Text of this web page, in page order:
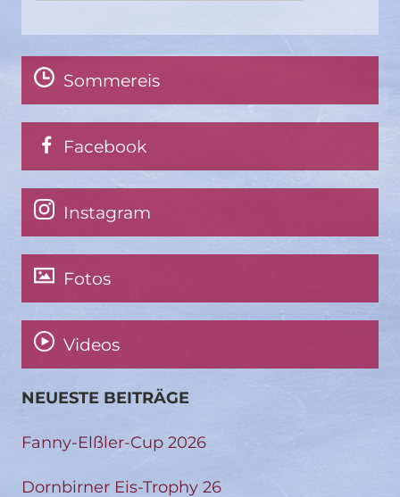
Sommereis
Facebook
Instagram
Fotos
Videos
NEUESTE BEITRÄGE
Fanny-Elßler-Cup 2026
Dornbirner Eis-Trophy 26